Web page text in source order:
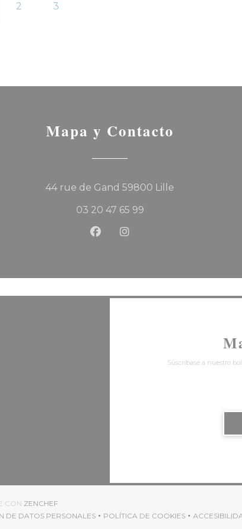
2 3
Mapa y Contacto
44 rue de Gand 59800 Lille
03 20 47 65 99
Facebook ((abre en una
Instagram ((abre en
Suscríbase a nuestro
CON ZENCHEF((ABRE EN UNA NUEVA VENTANA))
DE DATOS PERSONALES
((ABRE EN UNA NUEVA VENTANA))
POLÍTICA DE COOKIES
((ABRE EN UNA NUEVA